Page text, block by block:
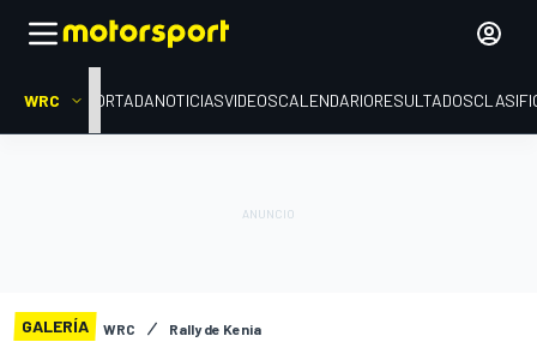
WRC PORTADANOTICIASVIDEOSCALENDARIORESULTADOS
GALERÍA WRC Rally de Kenia